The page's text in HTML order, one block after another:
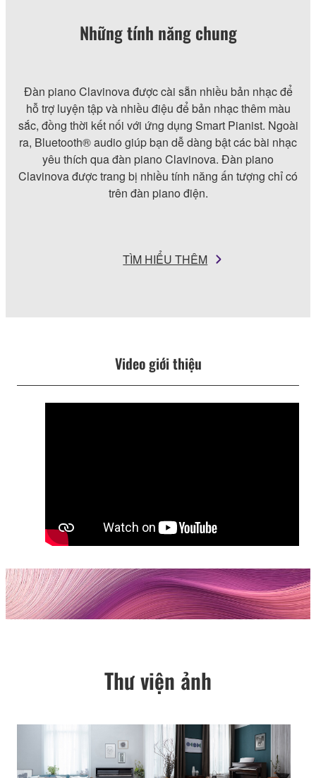
Những tính năng chung
Đàn piano Clavinova được cài sẵn nhiều bản nhạc để
hỗ trợ luyện tập và nhiều điệu để bản nhạc thêm màu
sắc, đồng thời kết nối với ứng dụng Smart Pianist. Ngoài
ra, Bluetooth® audio giúp bạn dễ dàng bật các bài nhạc
yêu thích qua đàn piano Clavinova. Đàn piano
Clavinova được trang bị nhiều tính năng ấn tượng chỉ có
trên đàn piano điện.
TÌM HIỂU THÊM
Video giới thiệu
Thư viện ảnh